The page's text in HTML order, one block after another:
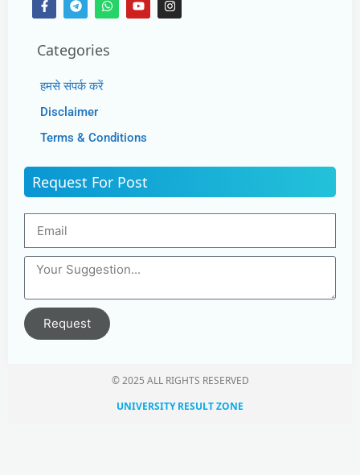
Categories
हमसे संपर्क करें
Disclaimer
Terms & Conditions
Request For Post
Request
© 2025 ALL RIGHTS RESERVED​
UNIVERSITY RESULT ZONE